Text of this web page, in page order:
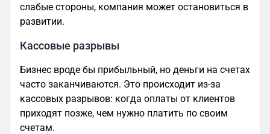
слабые стороны, компания может остановиться в
развитии.
Кассовые разрывы
Бизнес вроде бы прибыльный, но деньги на счетах
часто заканчиваются. Это происходит из-за
кассовых разрывов: когда оплаты от клиентов
приходят позже, чем нужно платить по своим
счетам.